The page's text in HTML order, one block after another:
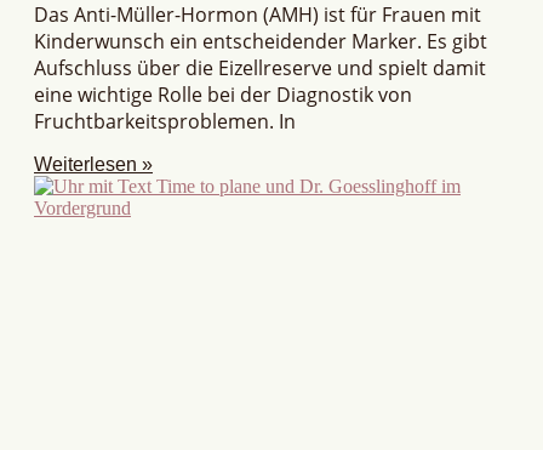
Das Anti-Müller-Hormon (AMH) ist für Frauen mit
Kinderwunsch ein entscheidender Marker. Es gibt
Aufschluss über die Eizellreserve und spielt damit
eine wichtige Rolle bei der Diagnostik von
Fruchtbarkeitsproblemen. In
Weiterlesen »